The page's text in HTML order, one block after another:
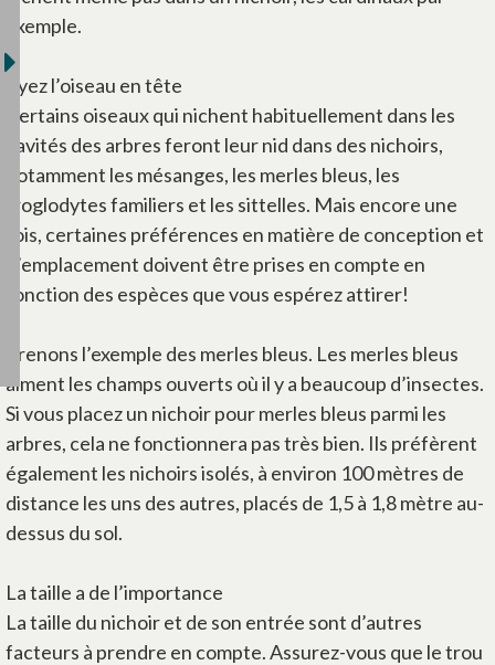
exemple.
Ayez l’oiseau en tête
Certains oiseaux qui nichent habituellement dans les
cavités des arbres feront leur nid dans des nichoirs,
notamment les mésanges, les merles bleus, les
troglodytes familiers et les sittelles. Mais encore une
fois, certaines préférences en matière de conception et
d’emplacement doivent être prises en compte en
fonction des espèces que vous espérez attirer!
Prenons l’exemple des merles bleus. Les merles bleus
aiment les champs ouverts où il y a beaucoup d’insectes.
Si vous placez un nichoir pour merles bleus parmi les
arbres, cela ne fonctionnera pas très bien. Ils préfèrent
également les nichoirs isolés, à environ 100 mètres de
distance les uns des autres, placés de 1,5 à 1,8 mètre au-
dessus du sol.
La taille a de l’importance
La taille du nichoir et de son entrée sont d’autres
facteurs à prendre en compte. Assurez-vous que le trou